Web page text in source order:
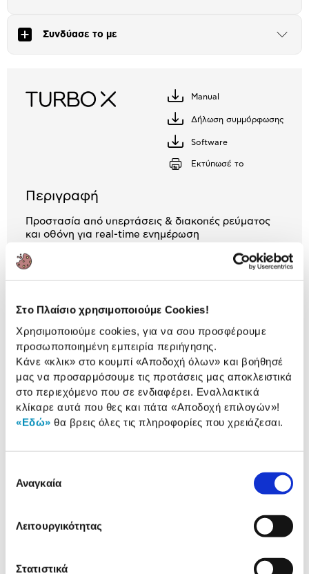
Στο Πλαίσιο χρησιμοποιούμε Cookies!
Χρησιμοποιούμε cookies, για να σου προσφέρουμε
προσωποποιημένη εμπειρία περιήγησης.
Κάνε «κλικ» στο κουμπί «Αποδοχή όλων» και βοήθησέ
μας να προσαρμόσουμε τις προτάσεις μας αποκλειστικά
στο περιεχόμενο που σε ενδιαφέρει. Εναλλακτικά
κλίκαρε αυτά που θες και πάτα «Αποδοχή επιλογών»!
«Εδώ» θα βρεις όλες τις πληροφορίες που χρειάζεσαι.
συγκατάθεσης
Αναγκαία
Λειτουργικότητας
Στατιστικά
Συνδύασε το με
Άνοιξε
Κατέβασέ
το
Manual
Κατέβασέ
το
Δήλωση συμμόρφωσης
Κατέβασέ
το
Software
Εκτύπωσέ το
Περιγραφή
Προστασία από υπερτάσεις & διακοπές ρεύματος
και οθόνη για real-time ενημέρωση
Χαρακτηριστικά
Παρεχόμενη Ισχύς Τροφ.
390 W
Αναλυτική
παρουσίαση
Προδιαγραφές
Χαρακτηριστικά
Αξιολογήσεις